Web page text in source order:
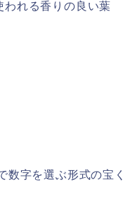
れる香りの良い葉
数字を選ぶ形式の宝く